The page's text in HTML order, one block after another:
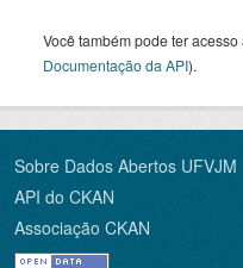
Você também pode ter
Documentação da API).
Sobre Dados Abertos UFVJM
API do CKAN
Associação CKAN